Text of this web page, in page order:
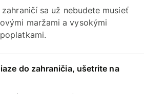
sa už nebudete musieť
maržami a vysokými
do zahraničia, ušetrite na